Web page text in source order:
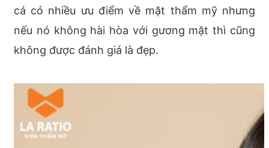
cá có nhiều ưu điểm về mặt thẩm mỹ nhưng
nếu nó không hài hòa với gương mặt thì cũng
không được đánh giá là đẹp.